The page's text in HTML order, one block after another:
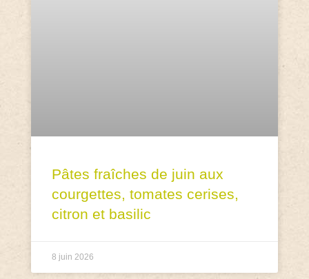
Pâtes fraîches de juin aux
courgettes, tomates cerises,
citron et basilic
8 juin 2026